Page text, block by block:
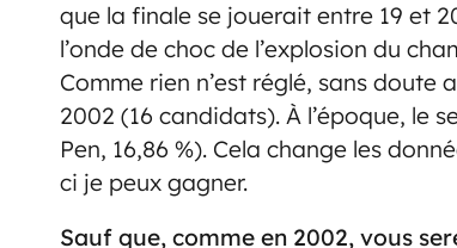
que la finale se jouerait entre 19 et
l’onde de choc de l’explosion du
Comme rien n’est réglé, sans
2002 (16 candidats). À l’époque, le
Pen, 16,86 %). Cela change les
ci je peux gagner.
Sauf que, comme en 2002, vous